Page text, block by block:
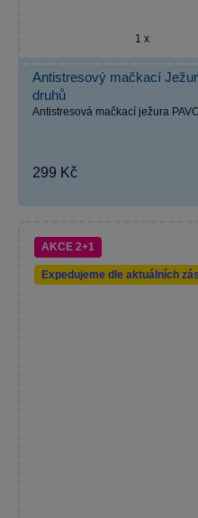
1 x
Antistresový mačkací
druhů
Antistresová mačkací ježura
299 Kč
AKCE 2+1
Expedujeme dle aktuálních